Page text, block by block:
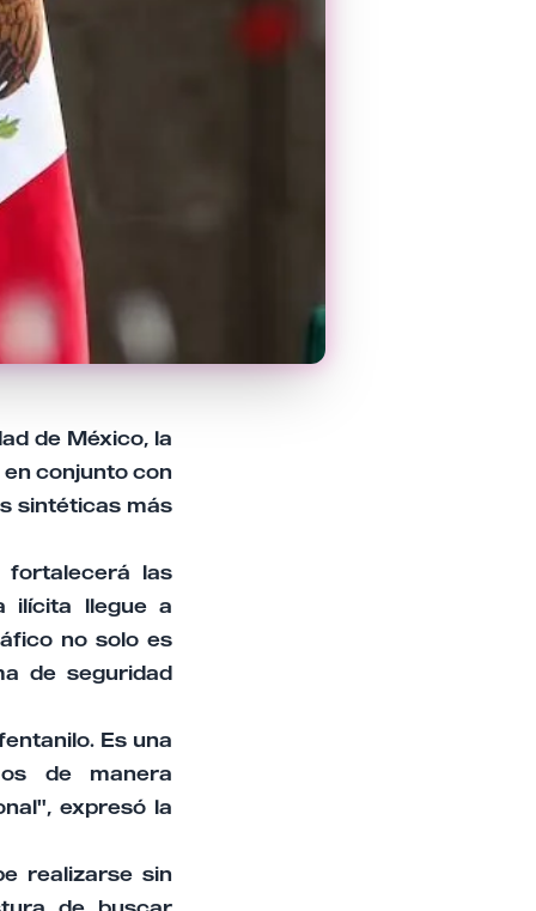
de México, la
conjunto con
sintéticas más
fortalecerá las
ilícita llegue a
no solo es
de seguridad
Es una
de manera
expresó la
realizarse sin